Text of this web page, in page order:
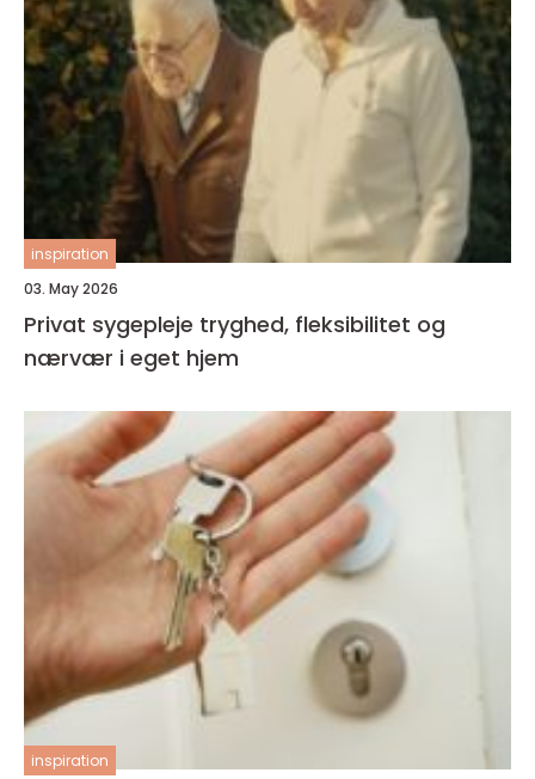
inspiration
03. May 2026
Privat sygepleje tryghed, fleksibilitet og
nærvær i eget hjem
inspiration